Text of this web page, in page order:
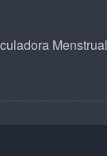
Menstrual